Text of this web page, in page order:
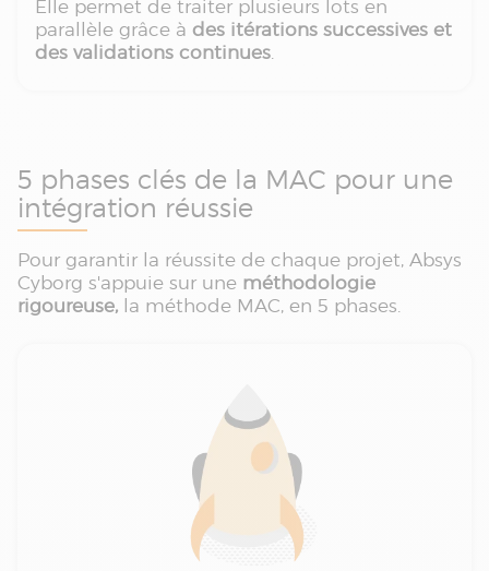
Elle permet de traiter plusieurs lots en
parallèle grâce à des itérations successives et
des validations continues.
5 phases clés de la MAC pour une
intégration réussie
Pour garantir la réussite de chaque projet, Absys
Cyborg s'appuie sur une méthodologie
rigoureuse, la méthode MAC, en 5 phases.